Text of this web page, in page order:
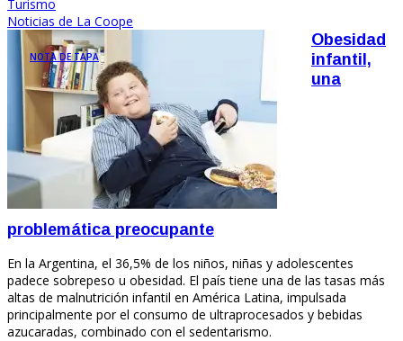
Turismo
Noticias de La Coope
NOTA DE TAPA
Obesidad
infantil,
una
problemática preocupante
En la Argentina, el 36,5% de los niños, niñas y adolescentes
padece sobrepeso u obesidad. El país tiene una de las tasas más
altas de malnutrición infantil en América Latina, impulsada
principalmente por el consumo de ultraprocesados y bebidas
azucaradas, combinado con el sedentarismo.